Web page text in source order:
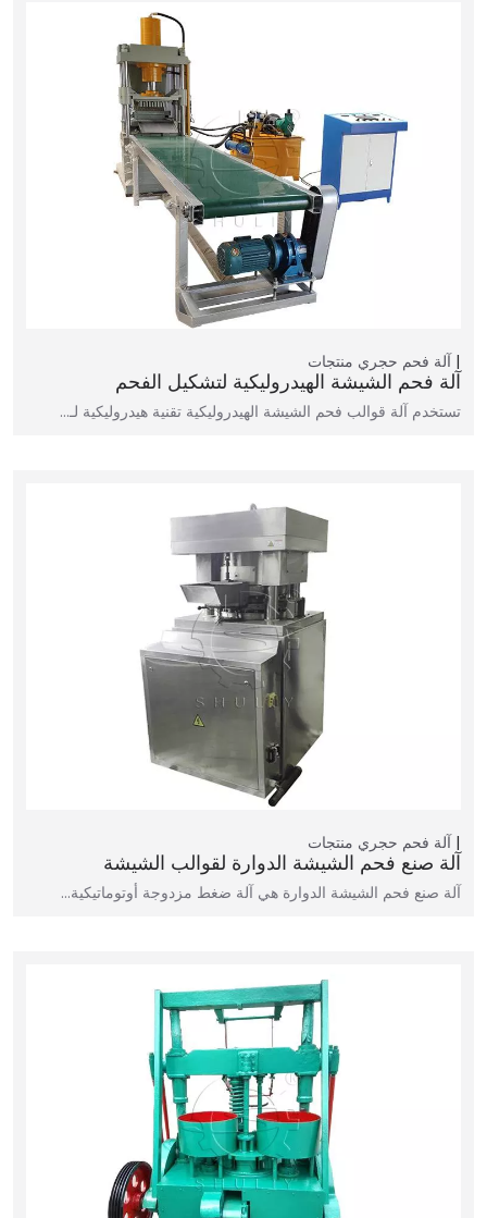
آلة فحم حجري منتجات
آلة فحم الشيشة الهيدروليكية لتشكيل الفحم
تستخدم آلة قوالب فحم الشيشة الهيدروليكية تقنية هيدروليكية لـ…
آلة فحم حجري منتجات
آلة صنع فحم الشيشة الدوارة لقوالب الشيشة
آلة صنع فحم الشيشة الدوارة هي آلة ضغط مزدوجة أوتوماتيكية…